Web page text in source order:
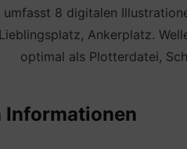
umfasst 8 digitalen
Ankerplatz.
optimal als Plotterdatei,
Informationen